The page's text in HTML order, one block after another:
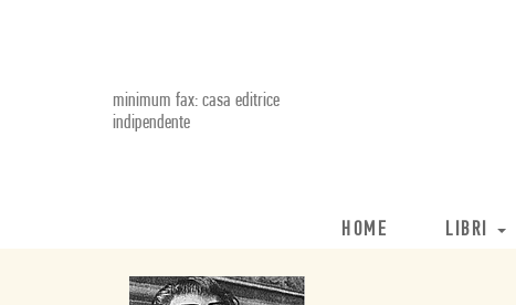
minimum fax: casa editrice
indipendente
HOME LIBRI